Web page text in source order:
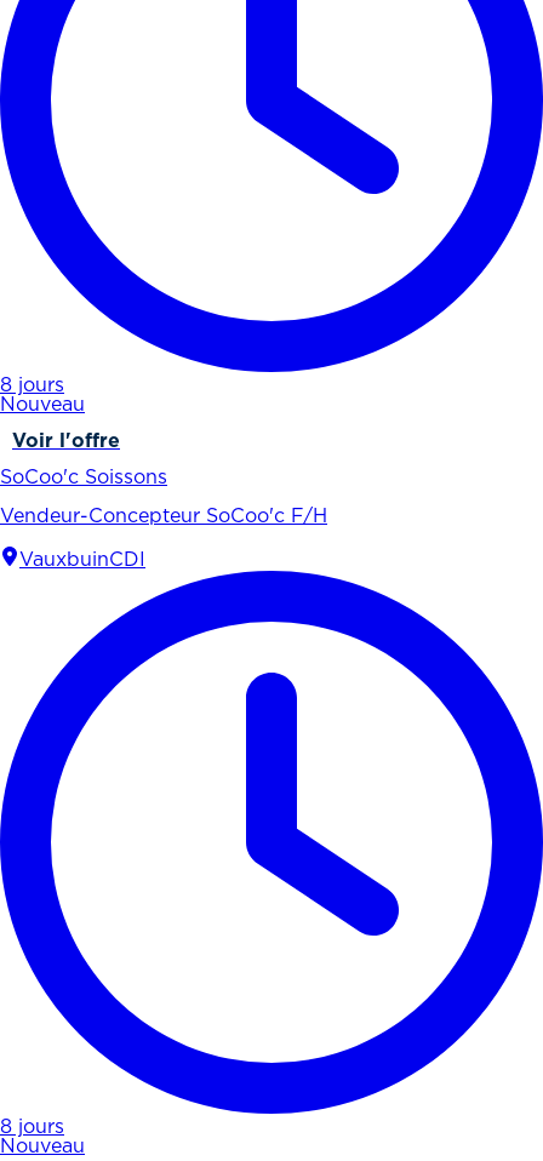
8 jours
Nouveau
Voir l'offre
SoCoo'c Soissons
Vendeur-Concepteur SoCoo'c F/H
VauxbuinCDI
8 jours
Nouveau